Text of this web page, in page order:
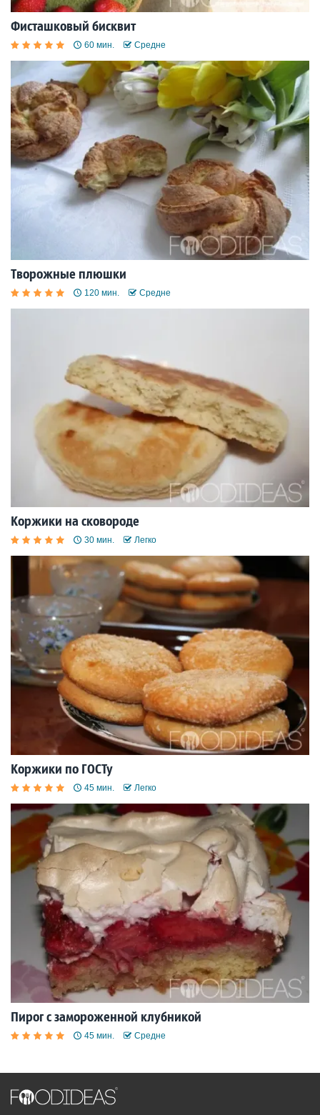
Фисташковый бисквит
60 мин. Средне
Творожные плюшки
120 мин. Средне
Коржики на сковороде
30 мин. Легко
Коржики по ГОСТу
45 мин. Легко
Пирог с замороженной клубникой
45 мин. Средне